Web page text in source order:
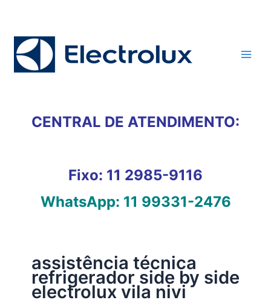
conteúdo
CENTRAL DE ATENDIMENTO:
Fixo: 11 2985-9116
WhatsApp: 11 99331-2476
assistência técnica
refrigerador side by side
electrolux vila nivi